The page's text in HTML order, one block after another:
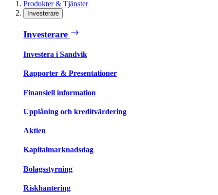
Produkter & Tjänster
Investerare
Investerare
Investera i Sandvik
Rapporter & Presentationer
Finansiell information
Upplåning och kreditvärdering
Aktien
Kapitalmarknadsdag
Bolagsstyrning
Riskhantering